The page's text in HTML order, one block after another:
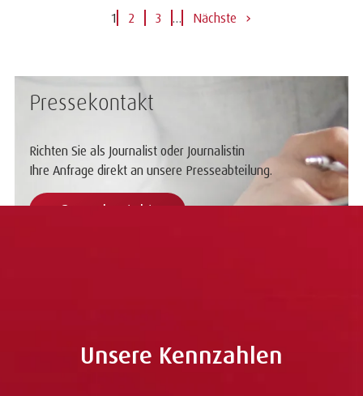
1 2 3 … Nächste
Pressekontakt
Richten Sie als Journalist oder Journalistin
Ihre Anfrage direkt an unsere Presseabteilung.
Pressekontakt
Unsere Kennzahlen